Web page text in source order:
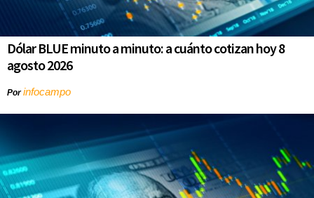
Dólar BLUE minuto a minuto: a cuánto cotizan hoy 8
agosto 2026
Porinfocampo